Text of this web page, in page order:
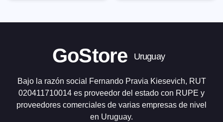
GoStore Uruguay
Bajo la razón social Fernando Pravia Kiesevich, RUT
020411710014 es proveedor del estado con RUPE y
proveedores comerciales de varias empresas de nivel
en Uruguay.